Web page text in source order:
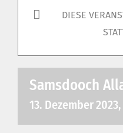
DIESE
Samsdooch
13. Dezember